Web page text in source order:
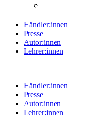
Händler:innen
Presse
Autor:innen
Lehrer:innen
Händler:innen
Presse
Autor:innen
Lehrer:innen